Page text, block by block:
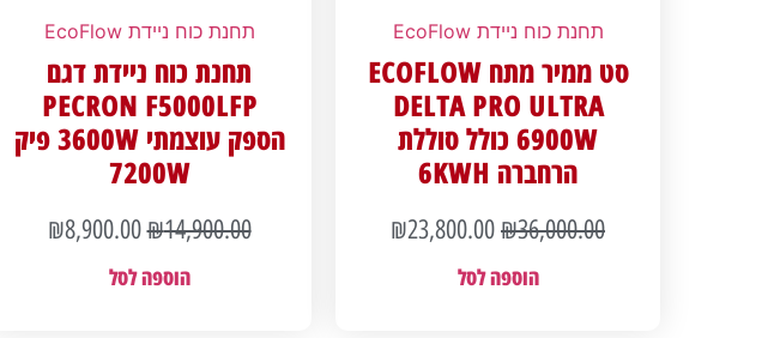
תחנת כוח ניידת EcoFlow
סט ממיר מתח ECOFLOW
DELTA PRO ULTRA
6900W כולל סוללת
הרחברה 6KWH
₪36,000.00
₪23,800.00
הוספה לסל
תחנת כוח ניידת EcoFlow
תחנת כוח ניידת דגם
PECRON F5000LFP
הספק עוצמתי 3600W פיק
7200W
₪14,900.00
₪8,900.00
הוספה לסל